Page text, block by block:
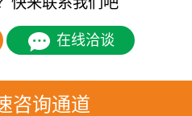
在线洽谈
咨询通道